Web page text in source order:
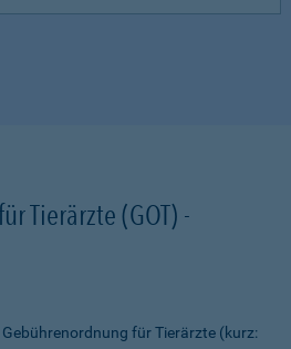
Tierärzte (GOT) -
für Tierärzte (kurz: